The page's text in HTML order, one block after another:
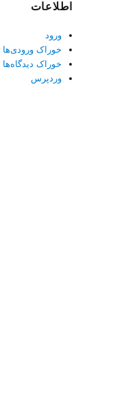
اطلاعات
ورود
خوراک ورودی‌ها
خوراک دیدگاه‌ها
وردپرس